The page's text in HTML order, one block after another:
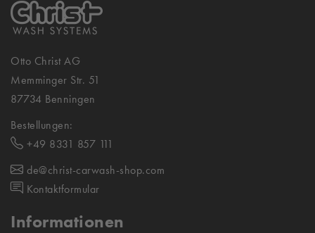
Otto Christ AG
Memminger Str. 51
87734 Benningen
Bestellungen:
+49 8331 857 111
de@christ-carwash-shop.com
Kontaktformular
Informationen